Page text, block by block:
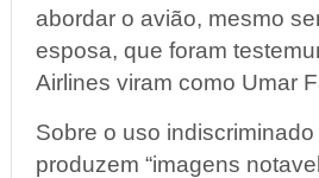
abordar o avião, mesmo
esposa, que foram
Airlines viram como Umar
Sobre o uso
produzem “imagens